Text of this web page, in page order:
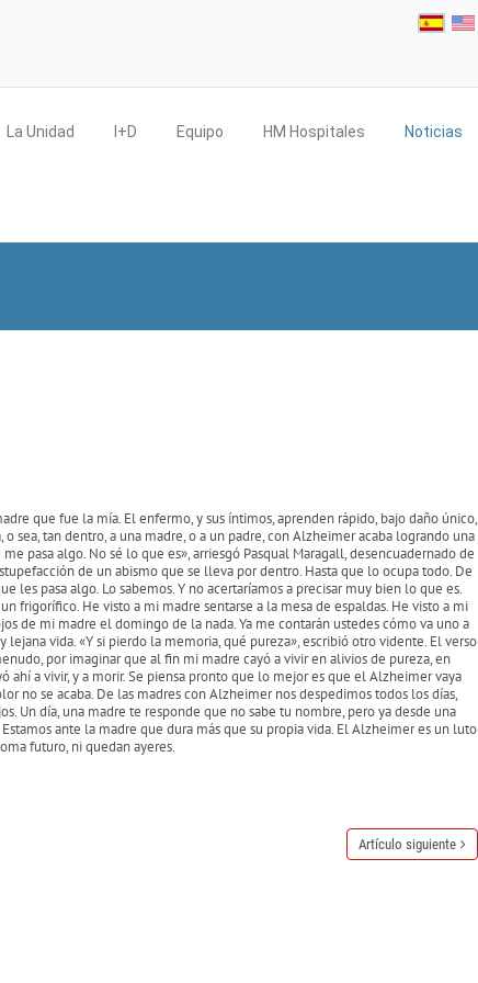
La Unidad I+D Equipo HM Hospitales Noticias
que fue la mía. El enfermo, y sus íntimos, aprenden rápido, bajo daño único,
sea, tan dentro, a una madre, o a un padre, con Alzheimer acaba logrando una
pasa algo. No sé lo que es», arriesgó Pasqual Maragall, desencuadernado de
de un abismo que se lleva por dentro. Hasta que lo ocupa todo. De
pasa algo. Lo sabemos. Y no acertaríamos a precisar muy bien lo que es.
frigorífico. He visto a mi madre sentarse a la mesa de espaldas. He visto a mi
de mi madre el domingo de la nada. Ya me contarán ustedes cómo va uno a
vida. «Y si pierdo la memoria, qué pureza», escribió otro vidente. El verso
por imaginar que al fin mi madre cayó a vivir en alivios de pureza, en
ahí a vivir, y a morir. Se piensa pronto que lo mejor es que el Alzheimer vaya
no se acaba. De las madres con Alzheimer nos despedimos todos los días,
Un día, una madre te responde que no sabe tu nombre, pero ya desde una
ante la madre que dura más que su propia vida. El Alzheimer es un luto
futuro, ni quedan ayeres.
Artículo siguiente